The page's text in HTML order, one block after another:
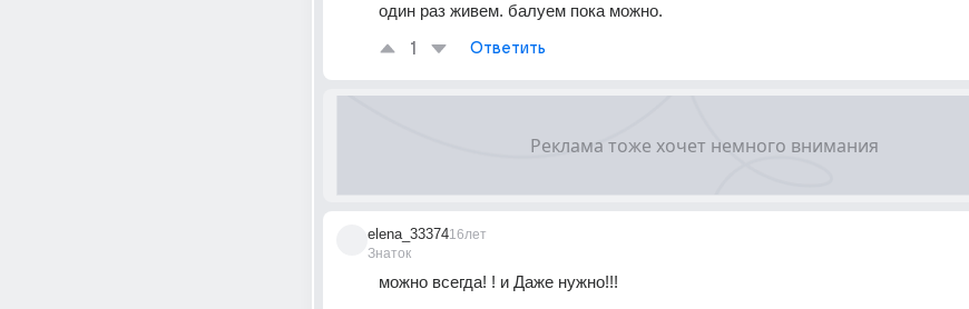
один раз живем. балуем пока можно.
1 Ответить
elena_33374
Знаток
16лет
можно всегда! ! и Даже нужно!!!